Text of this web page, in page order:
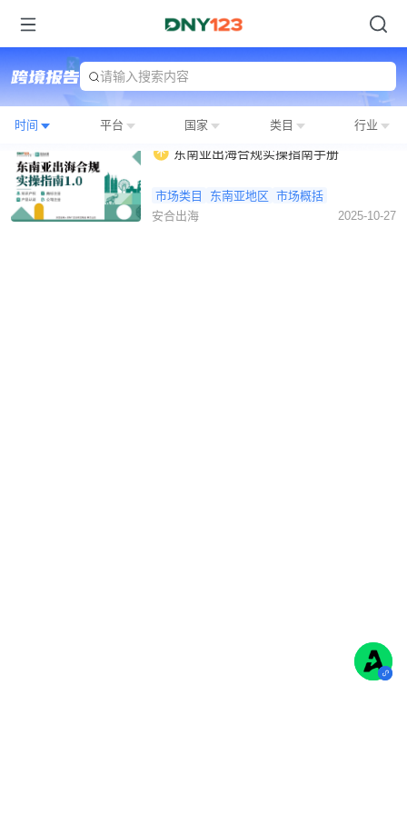
请输入搜索内容
时间 平台 国家 类目 行业
东南亚出海合规实操指南手册
市场类目 东南亚地区 市场概括
安合出海
2025-10-27